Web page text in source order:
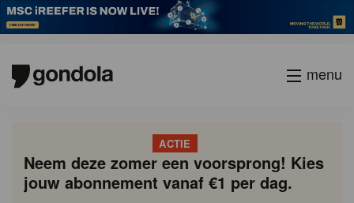
menu
ACTIE
Neem deze zomer een voorsprong! Kies
jouw abonnement vanaf €1 per dag.